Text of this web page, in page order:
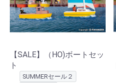
【SALE】（HO)ボートセッ
ト
SUMMERセール２